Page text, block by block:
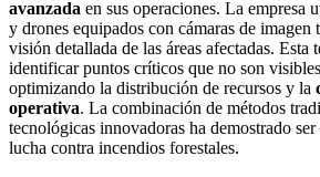
avanzada en sus operaciones. La empresa
y drones equipados con cámaras de imagen
visión detallada de las áreas afectadas. Esta
identificar puntos críticos que no son
optimizando la distribución de recursos y la
operativa. La combinación de métodos
tecnológicas innovadoras ha demostrado
lucha contra incendios forestales.